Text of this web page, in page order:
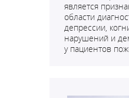
является
области
депрессии,
нарушений и
у пациентов